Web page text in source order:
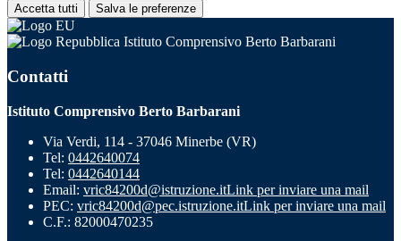
Accetta tutti Salva le preferenze
Istituto Comprensivo Berto Barbarani
Contatti
Istituto Comprensivo Berto Barbarani
Via Verdi, 114 - 37046 Minerbe (VR)
Tel: 0442640074
Tel: 0442640144
Email: vric84200d@istruzione.itLink per inviare una mail
PEC: vric84200d@pec.istruzione.itLink per inviare una mail
C.F.: 82000470235